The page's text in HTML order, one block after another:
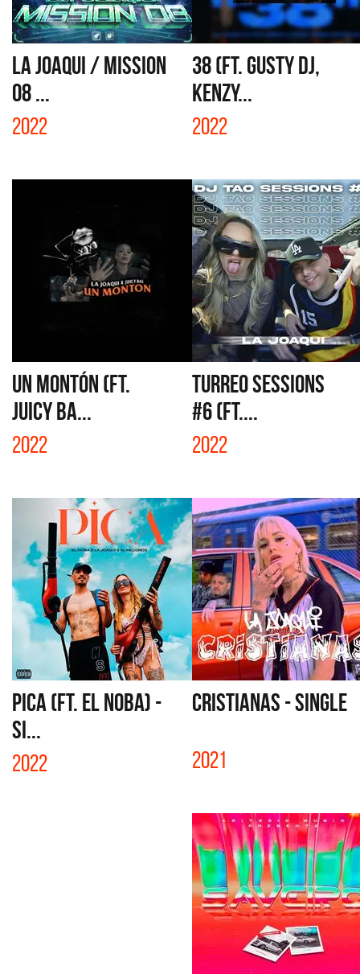
LA JOAQUI / MISSION
08 ...
2022
38 (FT. GUSTY DJ,
KENZY...
2022
UN MONTÓN (FT.
JUICY BA...
2022
TURREO SESSIONS
#6 (FT....
2022
PICA (FT. EL NOBA) -
SI...
2022
CRISTIANAS - SINGLE
2021